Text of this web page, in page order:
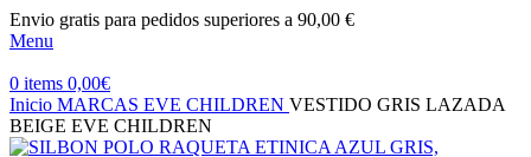
Envio gratis para pedidos superiores a 90,00 €
Menu
0 items 0,00€
Inicio MARCAS EVE CHILDREN VESTIDO GRIS LAZADA
BEIGE EVE CHILDREN